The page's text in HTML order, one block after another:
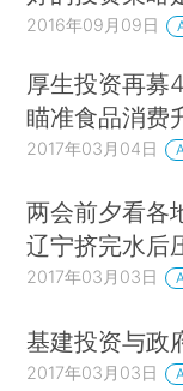
2016年09月09日
厚生投资再募
瞄准食品消费
2017年03月04日
两会前夕看各
辽宁挤完水后
2017年03月03日
基建投资与政
2017年03月03日